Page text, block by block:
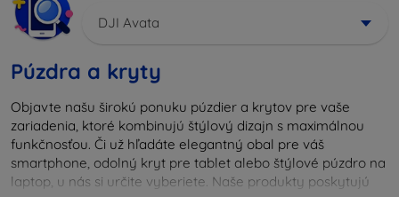
DJI Avata
Púzdra a kryty
Objavte našu širokú ponuku púzdier a krytov pre vaše
zariadenia, ktoré kombinujú štýlový dizajn s maximálnou
funkčnosťou. Či už hľadáte elegantný obal pre váš
smartphone, odolný kryt pre tablet alebo štýlové púzdro na
laptop, u nás si určite vyberiete. Naše produkty poskytujú